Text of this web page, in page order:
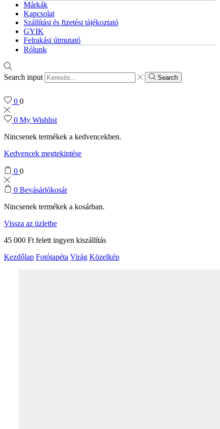
Márkák
Kapcsolat
Szállítási és fizetési tájékoztató
GYIK
Felrakási útmutató
Rólunk
Search input Search
0 0
0 My Wishlist
Nincsenek termékek a kedvencekben.
Kedvencek megtekintése
0 0
0 Bevásárlókosár
Nincsenek termékek a kosárban.
Vissza az üzletbe
45 000 Ft felett ingyen kiszállítás
Kezdőlap Fotótapéta Virág Közelkép